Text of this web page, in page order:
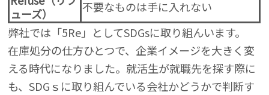
ューズ）
不要なものは手に入れない
弊社では「5Re」としてSDGsに取り組んいます。
在庫処分の仕方ひとつで、企業イメージを大きく変
える時代になりました。就活生が就職先を探す際に
も、SDGｓに取り組んでいる会社かどうかで判断す